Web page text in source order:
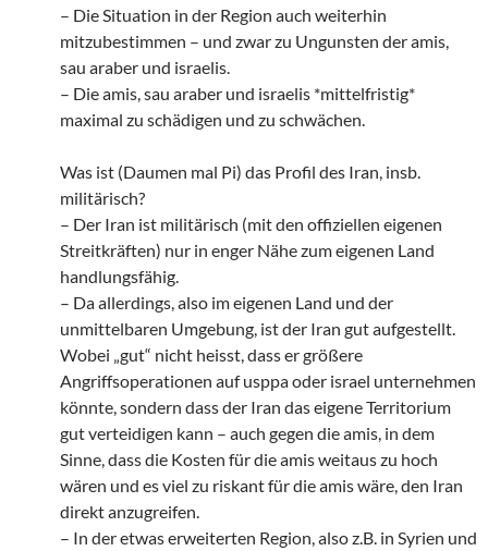
– Die Situation in der Region auch weiterhin
mitzubestimmen – und zwar zu Ungunsten der amis,
sau araber und israelis.
– Die amis, sau araber und israelis *mittelfristig*
maximal zu schädigen und zu schwächen.
Was ist (Daumen mal Pi) das Profil des Iran, insb.
militärisch?
– Der Iran ist militärisch (mit den offiziellen eigenen
Streitkräften) nur in enger Nähe zum eigenen Land
handlungsfähig.
– Da allerdings, also im eigenen Land und der
unmittelbaren Umgebung, ist der Iran gut aufgestellt.
Wobei „gut“ nicht heisst, dass er größere
Angriffsoperationen auf usppa oder israel unternehmen
könnte, sondern dass der Iran das eigene Territorium
gut verteidigen kann – auch gegen die amis, in dem
Sinne, dass die Kosten für die amis weitaus zu hoch
wären und es viel zu riskant für die amis wäre, den Iran
direkt anzugreifen.
– In der etwas erweiterten Region, also z.B. in Syrien und